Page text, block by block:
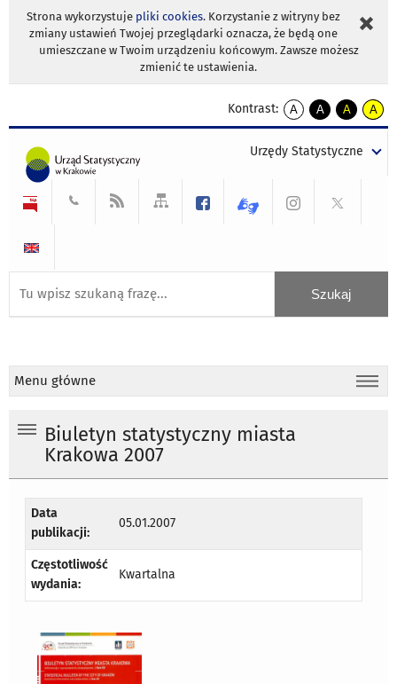
Strona wykorzystuje pliki cookies. Korzystanie z witryny bez
zmiany ustawień Twojej przeglądarki oznacza, że będą one
umieszczane w Twoim urządzeniu końcowym. Zawsze możesz
zmienić te ustawienia.
Kontrast:
A
kontrast
A
kontrast
tekst
czarnym
A
kontrast
tekst
czarnym
A
tekst
żółtym
Urzędy Statystyczne
Menu główne
Biuletyn statystyczny miasta
Krakowa 2007
Data
publikacji:
05.01.2007
Częstotliwość
wydania:
Kwartalna